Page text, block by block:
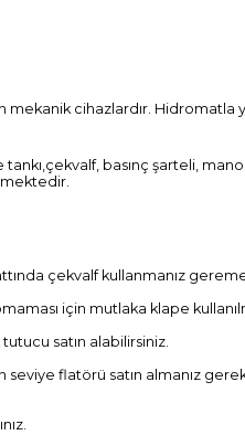
mekanik cihazlardır.
basınç şarteli,
çekvalf kullanmanız
için mutlaka klape
satın alabilirsiniz.
flatörü satın almanız